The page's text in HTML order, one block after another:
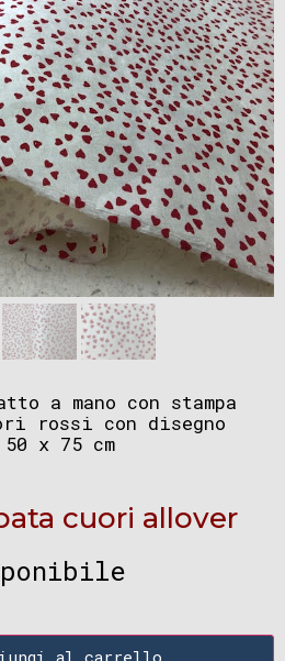
a mano con stampa
rossi con disegno
x 75 cm
cuori allover
al carrello